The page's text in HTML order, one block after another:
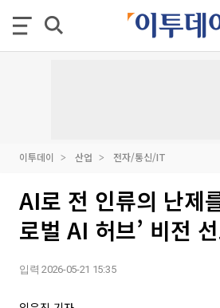
이투데이 산업 전자/통신/IT
AI로 전 인류의 난제
로벌 AI 허브’ 비전
입력 2026-05-21 15:35